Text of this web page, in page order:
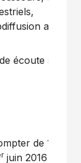
audio
écoute
de 17 h
juin 2016 et